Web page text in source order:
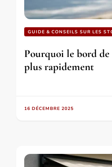
GUIDE & CONSEILS SUR LES
Pourquoi le bord
plus rapidement
16 DÉCEMBRE 2025